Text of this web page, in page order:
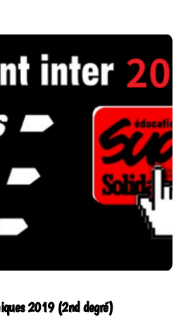
2019 (2nd degré)